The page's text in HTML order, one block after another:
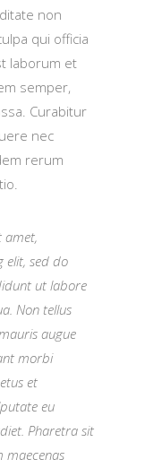
non
qui officia
laborum et
semper,
Curabitur
nec
rerum
amet,
elit, sed do
ut labore
Non tellus
augue
morbi
et
eu
Pharetra sit
maecenas